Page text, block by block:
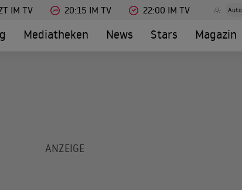
IM TV 20:15 IM TV 22:00 IM TV Auto
Mediatheken News Stars Magazin